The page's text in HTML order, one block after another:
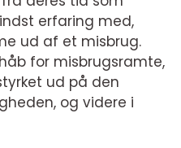
erfaring med,
ud af et misbrug.
for misbrugsramte,
ud på den
og videre i